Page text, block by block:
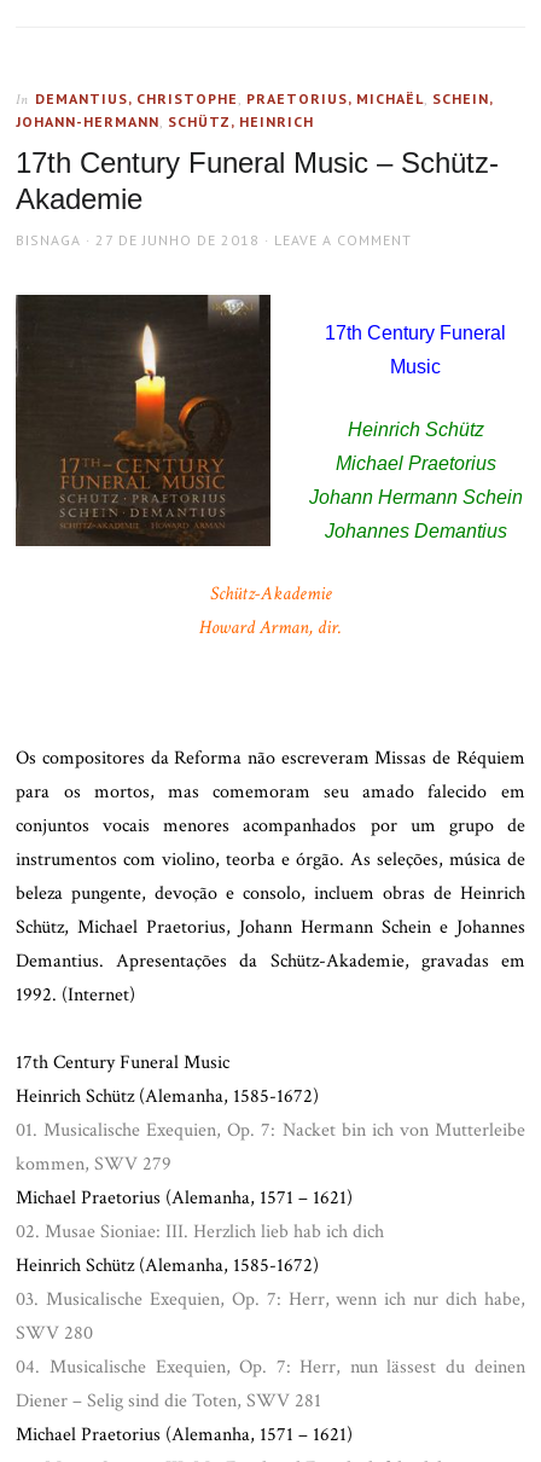
In DEMANTIUS, CHRISTOPHE PRAETORIUS, MICHAËL SCHEIN,
JOHANN-HERMANN SCHÜTZ, HEINRICH
17th Century Funeral Music – Schütz-
Akademie
AUTHOR
BISNAGA
POSTED
27 DE JUNHO DE 2018 LEAVE A COMMENT
17th Century Funeral
Music
Heinrich Schütz
Michael Praetorius
Johann Hermann Schein
Johannes Demantius
Schütz-Akademie
Howard Arman, dir.
Os compositores da Reforma não escreveram Missas de Réquiem
para os mortos, mas comemoram seu amado falecido em
conjuntos vocais menores acompanhados por um grupo de
instrumentos com violino, teorba e órgão. As seleções, música de
beleza pungente, devoção e consolo, incluem obras de Heinrich
Schütz, Michael Praetorius, Johann Hermann Schein e Johannes
Demantius. Apresentações da Schütz-Akademie, gravadas em
1992. (Internet)
17th Century Funeral Music
Heinrich Schütz (Alemanha, 1585-1672)
01. Musicalische Exequien, Op. 7: Nacket bin ich von Mutterleibe
kommen, SWV 279
Michael Praetorius (Alemanha, 1571 – 1621)
02. Musae Sioniae: III. Herzlich lieb hab ich dich
Heinrich Schütz (Alemanha, 1585-1672)
03. Musicalische Exequien, Op. 7: Herr, wenn ich nur dich habe,
SWV 280
04. Musicalische Exequien, Op. 7: Herr, nun lässest du deinen
Diener – Selig sind die Toten, SWV 281
Michael Praetorius (Alemanha, 1571 – 1621)